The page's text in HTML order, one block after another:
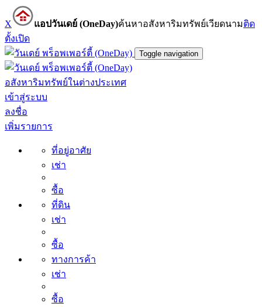
X แอปวันเดย์ (OneDay)ค้นหาอสังหาริมทรัพย์เวียดนามติด
ตั้งเปิด
Toggle navigation
อสังหาริมทรัพย์ในต่างประเทศ
เข้าสู่ระบบ
ลงชื่อ
เพิ่มรายการ
ที่อยู่อาศัย
เช่า
ซื้อ
ที่ดิน
เช่า
ซื้อ
ทางการค้า
เช่า
ซื้อ